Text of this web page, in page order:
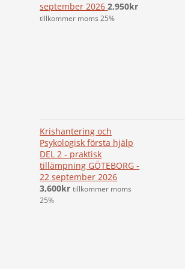
september 2026 2,950kr
tillkommer moms 25%
Krishantering och
Psykologisk första hjälp
DEL 2 - praktisk
tillämpning GÖTEBORG -
22 september 2026
3,600kr tillkommer moms
25%